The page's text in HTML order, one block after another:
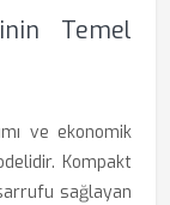
Temel
ve ekonomik
Kompakt
sağlayan